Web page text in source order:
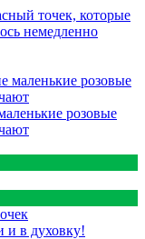
точек, которые
немедленно
розовые
и в духовку!